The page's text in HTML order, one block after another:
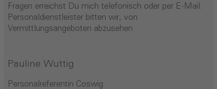
Fragen erreichst Du mich telefonisch oder per E-Mail.
Personaldienstleister bitten wir, von
Vermittlungsangeboten abzusehen.
Pauline Wuttig
Personalreferentin Coswig